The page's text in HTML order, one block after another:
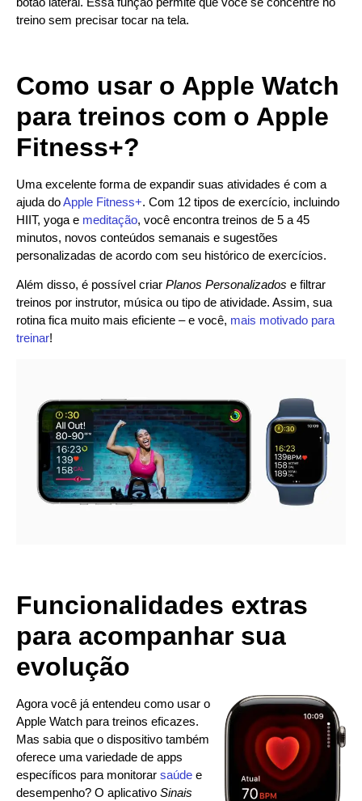
treino sem precisar tocar na tela.
Como usar o Apple Watch
para treinos com o Apple
Fitness+?
Uma excelente forma de expandir suas atividades é com a
ajuda doApple Fitness+. Com 12 tipos de exercício, incluindo
HIIT, yoga e meditação, você encontra treinos de 5 a 45
minutos, novos conteúdos semanais e sugestões
personalizadas de acordo com seu histórico de exercícios.
Além disso, é possível criar Planos Personalizados e filtrar
treinos por instrutor, música ou tipo de atividade. Assim, sua
rotina fica muito mais eficiente – e você, mais motivado para
treinar!
Funcionalidades extras
para acompanhar sua
evolução
Agora você já entendeu como usar o
Apple Watch para treinos eficazes.
Mas sabia que o dispositivo também
oferece uma variedade de apps
específicos para monitorar saúde e
desempenho? O aplicativo Sinais